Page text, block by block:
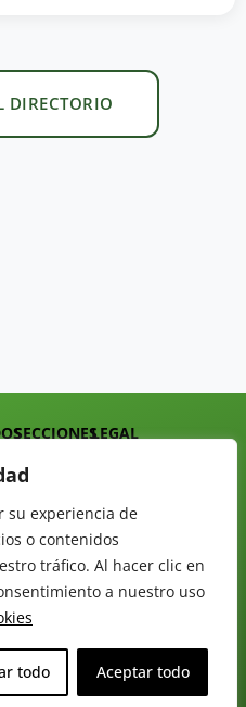
su experiencia de
o contenidos
tráfico. Al hacer clic en
a nuestro uso
todo Aceptar todo
DIRECTORIO
SECCIONES
HORTALIZAS
EMPRESA
MERCADOS
ALIMENTACIÓN
OPINIÓN
30 DE
30
DIRECTORIO
LEGAL
PRIVACIDAD
Diseño web:
Starenlared